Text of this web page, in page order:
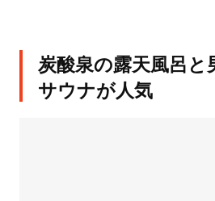
炭酸泉の露天風呂
サウナが人気